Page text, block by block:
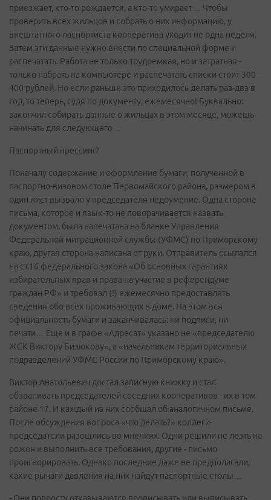
приезжает, кто-то рождается, а кто-то умирает… Чтобы
проверить всех жильцов и собрать о них информацию, у
внештатного паспортиста кооператива уходит не одна неделя.
Затем эти данные нужно внести по специальной форме и
распечатать. Работа не только трудоемкая, но и затратная -
только набрать на компьютере и распечатать списки стоит 300 -
400 рублей. Но если раньше это приходилось делать раз-два в
год, то теперь, судя по документу, ежемесячно! Буквально:
закончил собирать данные о жильцах в этом месяце, можешь
начинать для следующего…
Паспортный прессинг?
Поначалу содержание и оформление бумаги, полученной в
паспортно-визовом столе Первомайского района, размером в
один лист вызвало у председателя недоумение. Одна сторона
письма, которое и язык-то не поворачивается назвать
документом, была напечатана на бланке Управления
Федеральной миграционной службы (УФМС) по Приморскому
краю, другая сторона написана от руки. Отправитель ссылался
на ст.16 федерального закона «Об основных гарантиях
избирательных прав и права на участие в референдуме
граждан РФ» и требовал (!) ежемесячно предоставлять
сведения обо всех проживающих в доме. На этом вся
официальность бумаги и заканчивалась: ни подписи, ни
печати… Еще и в графе «Адресат» указано не «председателю
ЖСК Виктору Бизюкову», а «начальникам территориальных
подразделений УФМС России по Приморскому краю».
Виктор Анатольевич достал записную книжку и стал
обзванивать председателей соседних кооперативов - их в том
районе 17. И каждый из них сообщал об аналогичном письме.
После обсуждения вопроса «что делать?» коллеги-
председатели разошлись во мнениях. Одни решили не лезть на
рожон и выполнить все требования, другие - письмо
проигнорировать. Однако последние даже не предполагали,
какие рычаги давления на них найдут паспортные столы…